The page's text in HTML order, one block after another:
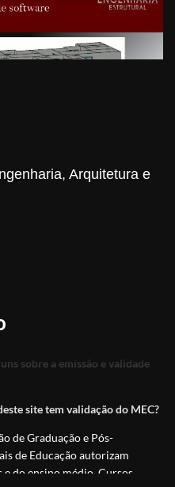
Arquitetura e
sobre a emissão e validade
site tem validação do MEC?
de Graduação e Pós-
de Educação autorizam
do ensino médio. Cursos